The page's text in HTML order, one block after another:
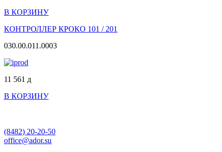
В КОРЗИНУ
КОНТРОЛЛЕР КРОКО 101 / 201
030.00.011.0003
11 561 д
В КОРЗИНУ
(8482) 20-20-50
office@ador.su